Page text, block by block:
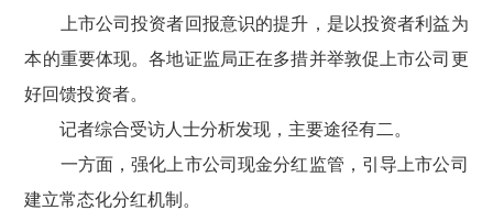
上市公司投资者回报意识的提升，是以投资者利益为
本的重要体现。各地证监局正在多措并举敦促上市公司更
好回馈投资者。
记者综合受访人士分析发现，主要途径有二。
一方面，强化上市公司现金分红监管，引导上市公司
建立常态化分红机制。